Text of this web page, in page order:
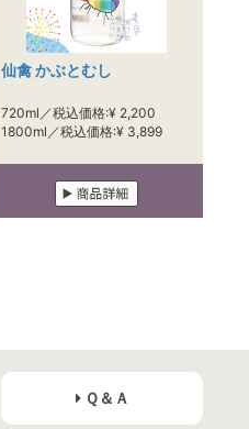
仙禽 かぶとむし
720ml／税込価格:¥ 2,200
1800ml／税込価格:¥ 3,899
Ｑ＆Ａ